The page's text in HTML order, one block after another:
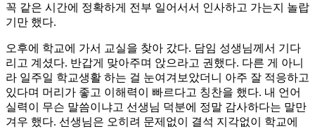
꼭 같은 시간에 정확하게 전부 일어서서 인사하고 가는지 놀랍
기만 했다.
오후에 학교에 가서 교실을 찾아 갔다. 담임 성생님께서 기다
리고 계셨다. 반갑게 맞아주며 앉으라고 권했다. 다른 게 아니
라 일주일 학교생활 하는 걸 눈여겨보았더니 아주 잘 적응하고
있다며 머리가 좋고 이해력이 빠르다고 칭찬을 했다. 내 언어
실력이 무슨 말씀이냐고 선생님 덕분에 정말 감사하다는 말만
겨우 했다. 선생님은 오히려 문제없이 결석 지각없이 학교에